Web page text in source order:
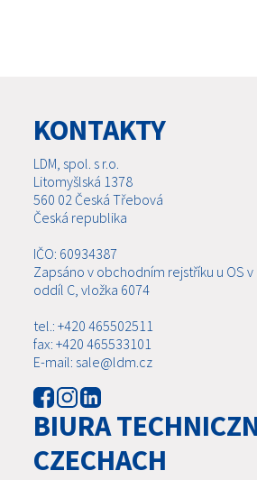
KONTAKTY
LDM, spol. s r.o.
Litomyšlská 1378
560 02 Česká Třebová
Česká republika
IČO: 60934387
Zapsáno v obchodním rejstříku u OS v
oddíl C, vložka 6074
tel.: +420 465502511
fax: +420 465533101
E-mail: sale@ldm.cz
BIURA
CZECHACH